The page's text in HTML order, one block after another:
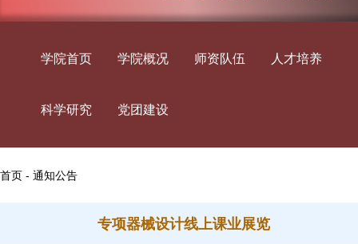
学院首页 学院概况 师资队伍 人才培养
科学研究 党团建设
首页 - 通知公告
专项器械设计线上课业展览